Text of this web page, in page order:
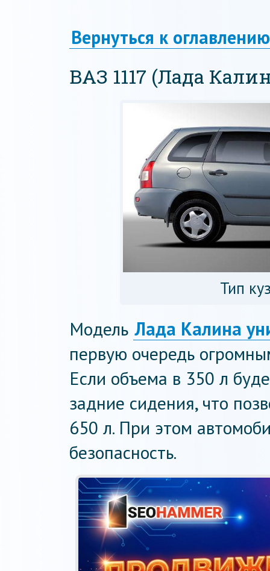
Вернуться к оглавлению
ВАЗ 1117 (Лада
Тип
Модель Лада Калина
первую очередь
Если объема в 350 л
задние сидения, что
650 л. При этом
безопасность.